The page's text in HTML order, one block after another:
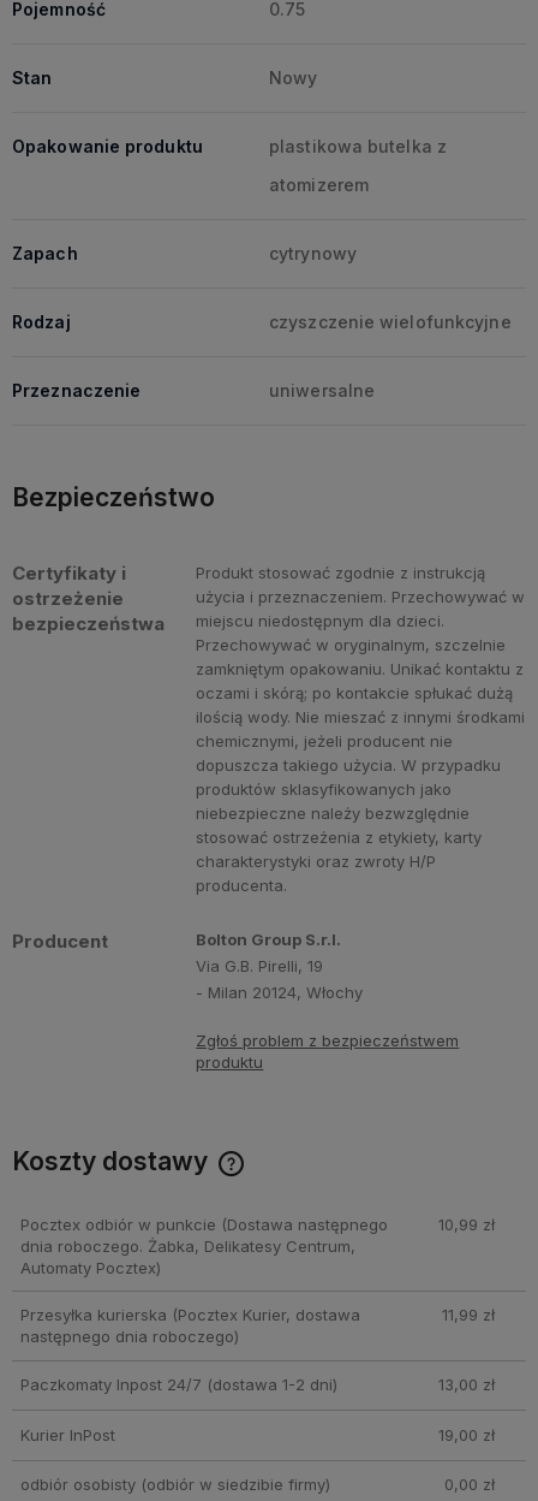
Pojemność 0.75
Stan Nowy
Opakowanie produktu
plastikowa butelka z
atomizerem
Zapach cytrynowy
Rodzaj czyszczenie wielofunkcyjne
Przeznaczenie uniwersalne
Bezpieczeństwo
Certyfikaty i
ostrzeżenie
bezpieczeństwa
Produkt stosować zgodnie z instrukcją
użycia i przeznaczeniem. Przechowywać w
miejscu niedostępnym dla dzieci.
Przechowywać w oryginalnym, szczelnie
zamkniętym opakowaniu. Unikać kontaktu z
oczami i skórą; po kontakcie spłukać dużą
ilością wody. Nie mieszać z innymi środkami
chemicznymi, jeżeli producent nie
dopuszcza takiego użycia. W przypadku
produktów sklasyfikowanych jako
niebezpieczne należy bezwzględnie
stosować ostrzeżenia z etykiety, karty
charakterystyki oraz zwroty H/P
producenta.
Producent
Bolton Group S.r.l.
Via G.B. Pirelli, 19
- Milan 20124, Włochy
Zgłoś problem z bezpieczeństwem
produktu
Koszty dostawy
Pocztex odbiór w punkcie (Dostawa następnego
dnia roboczego. Żabka, Delikatesy Centrum,
Automaty Pocztex)
10,99 zł
Przesyłka kurierska (Pocztex Kurier, dostawa
następnego dnia roboczego)
11,99 zł
Paczkomaty Inpost 24/7 (dostawa 1-2 dni) 13,00 zł
Kurier InPost 19,00 zł
odbiór osobisty(odbiór w siedzibie firmy) 0,00 zł